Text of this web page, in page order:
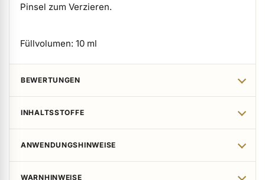
Pinsel zum Verzieren.
Füllvolumen: 10 ml
BEWERTUNGEN
INHALTSSTOFFE
ANWENDUNGSHINWEISE
WARNHINWEISE